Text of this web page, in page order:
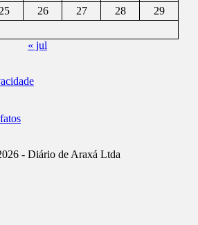
26 27 28
29
« jul
- Diário de Araxá Ltda